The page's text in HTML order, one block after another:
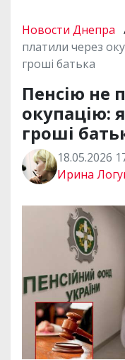
Новости Днепра
платили через
гроші батька
Пенсію не
окупацію:
гроші
18.05.2026
Ирина